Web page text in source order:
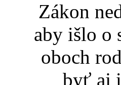
Zákon
aby išlo o
oboch
byť aj